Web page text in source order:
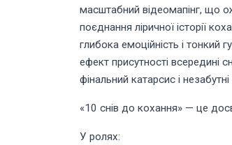
масштабний відеомапінг, що
поєднання ліричної історії
глибока емоційність і тонкий
ефект присутності всередині
фінальний катарсис і
«10 снів до кохання» — це
У ролях: